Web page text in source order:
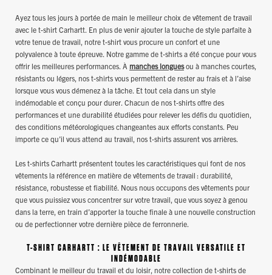
Ayez tous les jours à portée de main le meilleur choix de vêtement de travail
avec le t-shirt Carhartt. En plus de venir ajouter la touche de style parfaite à
votre tenue de travail, notre t-shirt vous procure un confort et une
polyvalence à toute épreuve. Notre gamme de t-shirts a été conçue pour vous
offrir les meilleures performances. À manches longuesou à manches courtes,
résistants ou légers, nos t-shirts vous permettent de rester au frais et à l’aise
lorsque vous vous démenez à la tâche. Et tout cela dans un style
indémodable et conçu pour durer. Chacun de nos t-shirts offre des
performances et une durabilité étudiées pour relever les défis du quotidien,
des conditions météorologiques changeantes aux efforts constants. Peu
importe ce qu’il vous attend au travail, nos t-shirts assurent vos arrières.
Les t-shirts Carhartt présentent toutes les caractéristiques qui font de nos
vêtements la référence en matière de vêtements de travail : durabilité,
résistance, robustesse et fiabilité. Nous nous occupons des vêtements pour
que vous puissiez vous concentrer sur votre travail, que vous soyez à genou
dans la terre, en train d’apporter la touche finale à une nouvelle construction
ou de perfectionner votre dernière pièce de ferronnerie.
T-SHIRT CARHARTT : LE VÊTEMENT DE TRAVAIL VERSATILE ET
INDÉMODABLE
Combinant le meilleur du travail et du loisir, notre collection de t-shirts de